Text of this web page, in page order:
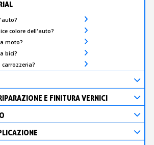
colore dell'auto?
moto?
bici?
carrozzeria?
E FINITURA VERNICI